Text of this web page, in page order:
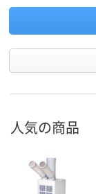
人気の商品